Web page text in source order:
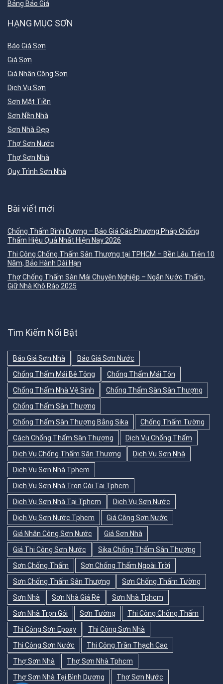
Bảng Báo Giá
HẠNG MỤC SƠN
Báo Giá Sơn
Giá Sơn
Giá Nhân Công Sơn
Dịch Vụ Sơn
Sơn Mặt Tiền
Sơn Nền Nhà
Sơn Nhà Đẹp
Thợ Sơn Nước
Thợ Sơn Nhà
Quy Trình Sơn Nhà
Bài viết mới
Chống Thấm Bình Dương – Báo Giá Các Phương Pháp Chống
Thấm Hiệu Quả Nhất Hiện Nay 2026
Thi Công Chống Thấm Sân Thượng tại TPHCM – Bền Lâu Trên 10
Năm, Bảo Hành Dài Hạn
Thợ Chống Thấm Sàn Mái Chuyên Nghiệp – Ngăn Nước Thấm,
Giữ Nhà Khô Ráo 2025
Tìm Kiếm Nổi Bật
Báo Giá Sơn Nhà
Báo Giá Sơn Nước
Chống Thấm Mái Bê Tông
Chống Thấm Mái Tôn
Chống Thấm Nhà Vệ Sinh
Chống Thấm Sàn Sân Thượng
Chống Thấm Sân Thượng
Chống Thấm Sân Thượng Bằng Sika
Chống Thấm Tường
Cách Chống Thấm Sân Thượng
Dịch Vụ Chống Thấm
Dịch Vụ Chống Thấm Sân Thượng
Dịch Vụ Sơn Nhà
Dịch Vụ Sơn Nhà Tphcm
Dịch Vụ Sơn Nhà Trọn Gói Tại Tphcm
Dịch Vụ Sơn Nhà Tại Tphcm
Dịch Vụ Sơn Nước
Dịch Vụ Sơn Nước Tphcm
Giá Công Sơn Nước
Giá Nhân Công Sơn Nước
Giá Sơn Nhà
Giá Thi Công Sơn Nước
Sika Chống Thấm Sân Thượng
Sơn Chống Thấm
Sơn Chống Thấm Ngoài Trời
Sơn Chống Thấm Sân Thượng
Sơn Chống Thấm Tường
Sơn Nhà
Sơn Nhà Giá Rẻ
Sơn Nhà Tphcm
Sơn Nhà Trọn Gói
Sơn Tường
Thi Công Chống Thấm
Thi Công Sơn Epoxy
Thi Công Sơn Nhà
Thi Công Sơn Nước
Thi Công Trần Thạch Cao
Thợ Sơn Nhà
Thợ Sơn Nhà Tphcm
Thợ Sơn Nhà Tại Bình Dương
Thợ Sơn Nước